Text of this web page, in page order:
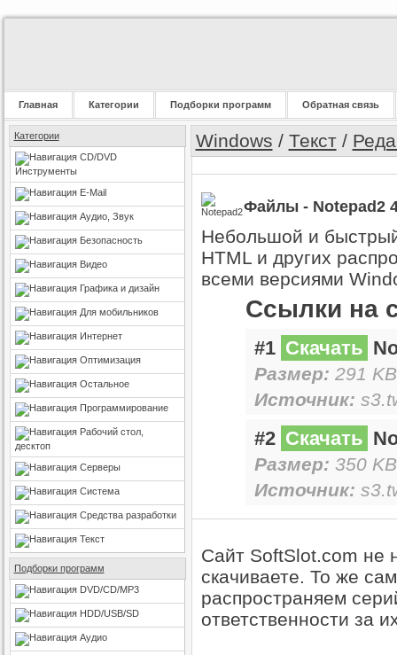
Главная Категории Подборки программ Обратная связь
Категории
CD/DVD
Инструменты
E-Mail
Аудио, Звук
Безопасность
Видео
Графика и дизайн
Для мобильников
Интернет
Оптимизация
Остальное
Программирование
Рабочий стол,
десктоп
Серверы
Система
Средства разработки
Текст
Подборки программ
DVD/CD/MP3
HDD/USB/SD
Аудио
Windows / Текст/
Файлы - Notepad2
Небольшой и быстрый
HTML и других
всеми версиями
Ссылки на
#1 Скачать
Размер: 291
Источник:
#2 Скачать
Размер: 350
Источник:
Сайт SoftSlot.com не
скачиваете. То же
распространяем
ответственности за